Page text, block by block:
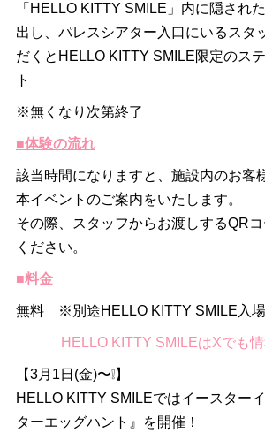
「HELLO KITTY SMILE」内に隠され
出し、パレスシアター入口にいるスタ
だくとHELLO KITTY SMILE限定のス
ト
※無くなり次第終了
■体験の流れ
該当時間になりますと、施設内のお客
本イベントのご案内をいたします。
その際、スタッフからお渡しするQR
ください。
■料金
無料 ※別途HELLO KITTY SMILE入
HELLO KITTY SMILEはXでも情
【3月1日(金)〜❕】
HELLO KITTY SMILEではイースター
ターエッグハント』を開催！